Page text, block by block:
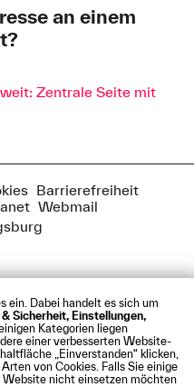
ein. Dabei handelt es sich um
Sicherheit, Einstellungen,
einigen Kategorien liegen
einer verbesserten Website-
„Einverstanden“ klicken,
von Cookies. Falls Sie einige
Website nicht einsetzen möchten
an einem
Schwaben? Sie
und suchen
für Ihr Vorhaben
passende Partner
in Augsburg und
wir nehmen Kontakt mit
Zentrale Seite mit
Barrierefreiheit
Webmail